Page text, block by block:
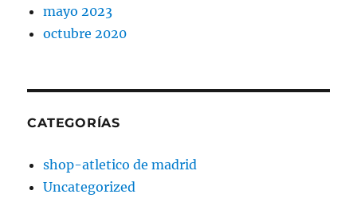
mayo 2023
octubre 2020
CATEGORÍAS
shop-atletico de madrid
Uncategorized